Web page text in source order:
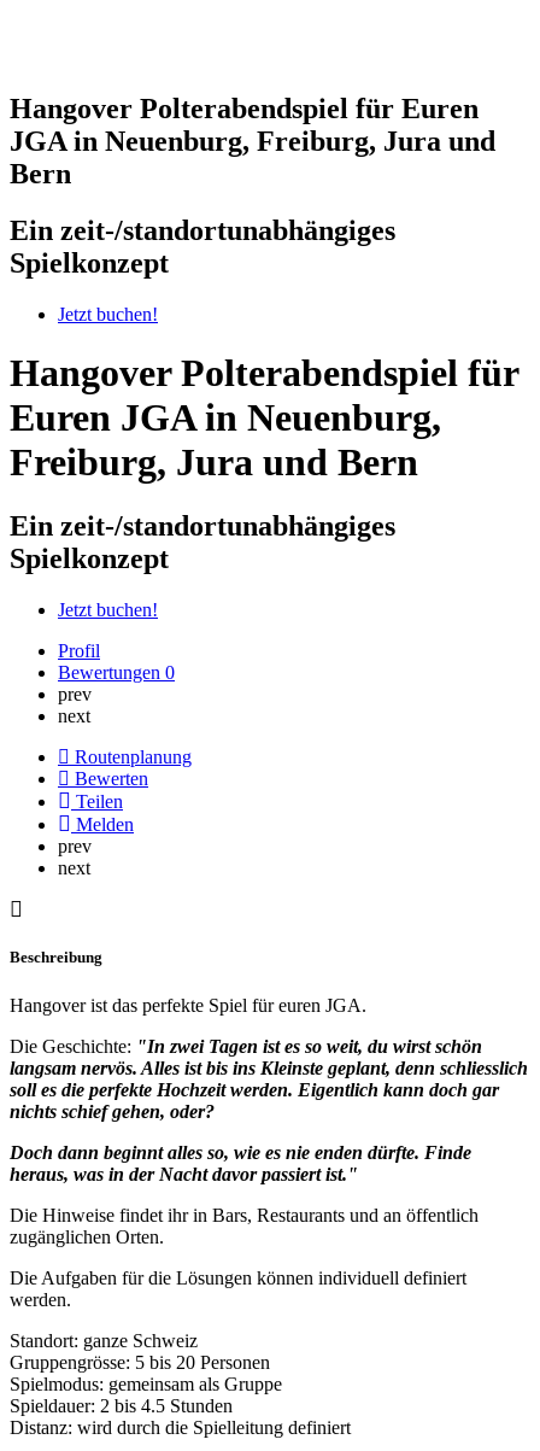
Hangover Polterabendspiel für Euren
JGA in Neuenburg, Freiburg, Jura und
Bern
Ein zeit-/standortunabhängiges
Spielkonzept
Jetzt buchen!
Hangover Polterabendspiel für
Euren JGA in Neuenburg,
Freiburg, Jura und Bern
Ein zeit-/standortunabhängiges
Spielkonzept
Jetzt buchen!
Profil
Bewertungen 0
prev
next
Routenplanung
Bewerten
Teilen
Melden
prev
next
Beschreibung
Hangover ist das perfekte Spiel für euren JGA.
Die Geschichte: "In zwei Tagen ist es so weit, du wirst schön
langsam nervös. Alles ist bis ins Kleinste geplant, denn schliesslich
soll es die perfekte Hochzeit werden. Eigentlich kann doch gar
nichts schief gehen, oder?
Doch dann beginnt alles so, wie es nie enden dürfte. Finde
heraus, was in der Nacht davor passiert ist."
Die Hinweise findet ihr in Bars, Restaurants und an öffentlich
zugänglichen Orten.
Die Aufgaben für die Lösungen können individuell definiert
werden.
Standort: ganze Schweiz
Gruppengrösse: 5 bis 20 Personen
Spielmodus: gemeinsam als Gruppe
Spieldauer: 2 bis 4.5 Stunden
Distanz: wird durch die Spielleitung definiert